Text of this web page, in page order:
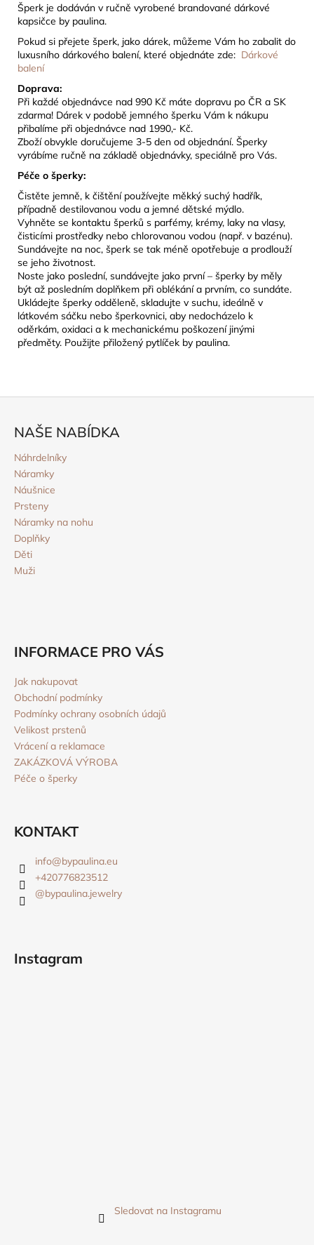
Šperk je dodáván v ručně vyrobené brandované dárkové
kapsičce by paulina.
Pokud si přejete šperk, jako dárek, můžeme Vám ho zabalit do
luxusního dárkového balení, které objednáte zde: Dárkové
balení
Doprava:
Při každé objednávce nad 990 Kč máte dopravu po ČR a SK
zdarma! Dárek v podobě jemného šperku Vám k nákupu
přibalíme při objednávce nad 1990,- Kč.
Zboží obvykle doručujeme 3-5 den od objednání. Šperky
vyrábíme ručně na základě objednávky, speciálně pro Vás.
Péče o šperky:
Čistěte jemně, k čištění používejte měkký suchý hadřík,
případně destilovanou vodu a jemné dětské mýdlo.
Vyhněte se kontaktu šperků s parfémy, krémy, laky na vlasy,
čisticími prostředky nebo chlorovanou vodou (např. v bazénu).
Sundávejte na noc, šperk se tak méně opotřebuje a prodlouží
se jeho životnost.
Noste jako poslední, sundávejte jako první – šperky by měly
být až posledním doplňkem při oblékání a prvním, co sundáte.
Ukládejte šperky odděleně, skladujte v suchu, ideálně v
látkovém sáčku nebo šperkovnici, aby nedocházelo k
oděrkám, oxidaci a k mechanickému poškození jinými
předměty. Použijte přiložený pytlíček by paulina.
NAŠE NABÍDKA
Náhrdelníky
Náramky
Náušnice
Prsteny
Náramky na nohu
Doplňky
Děti
Muži
INFORMACE PRO VÁS
Jak nakupovat
Obchodní podmínky
Podmínky ochrany osobních údajů
Velikost prstenů
Vrácení a reklamace
ZAKÁZKOVÁ VÝROBA
Péče o šperky
KONTAKT
info@bypaulina.eu
+420776823512
@bypaulina.jewelry
Instagram
Sledovat na Instagramu